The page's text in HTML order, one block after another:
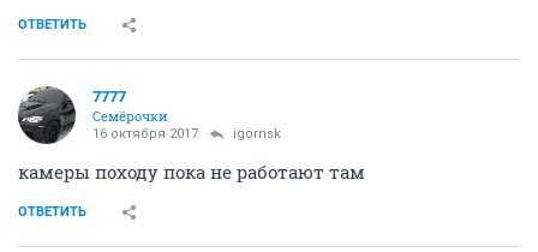
ОТВЕТИТЬ
7777
Семёрочки
16 октября 2017 igornsk
камеры походу пока не работают там
ОТВЕТИТЬ